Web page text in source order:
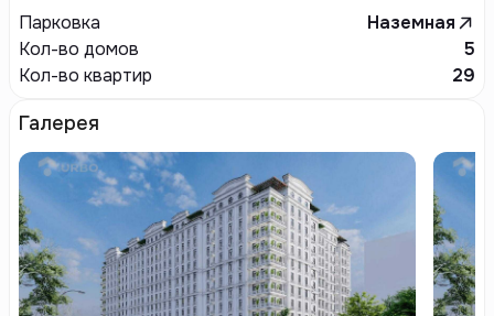
Парковка
Наземная
Кол-во домов
5
Кол-во квартир
29
Галерея